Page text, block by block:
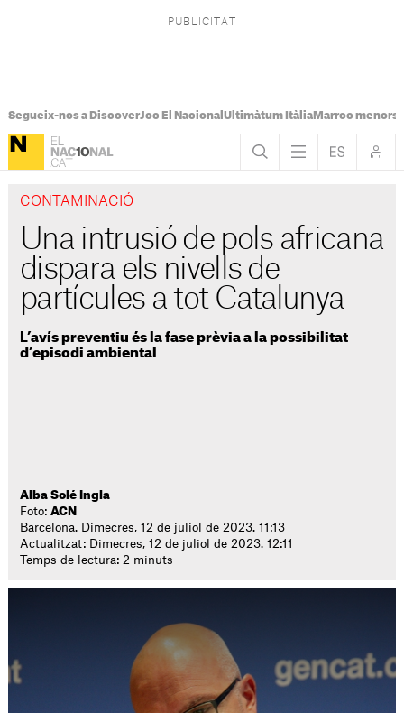
Segueix-nos a DiscoverJoc El Nacional Ultimàtum ItàliaMarroc menors
CONTAMINACIÓ
Una intrusió de pols africana
dispara els nivells de
partícules a tot Catalunya
L’avís preventiu és la fase prèvia a la possibilitat
d’episodi ambiental
Alba Solé Ingla
Foto:ACN
Barcelona. Dimecres, 12 de juliol de 2023. 11:13
Actualitzat: Dimecres, 12 de juliol de 2023. 12:11
Temps de lectura: 2 minuts